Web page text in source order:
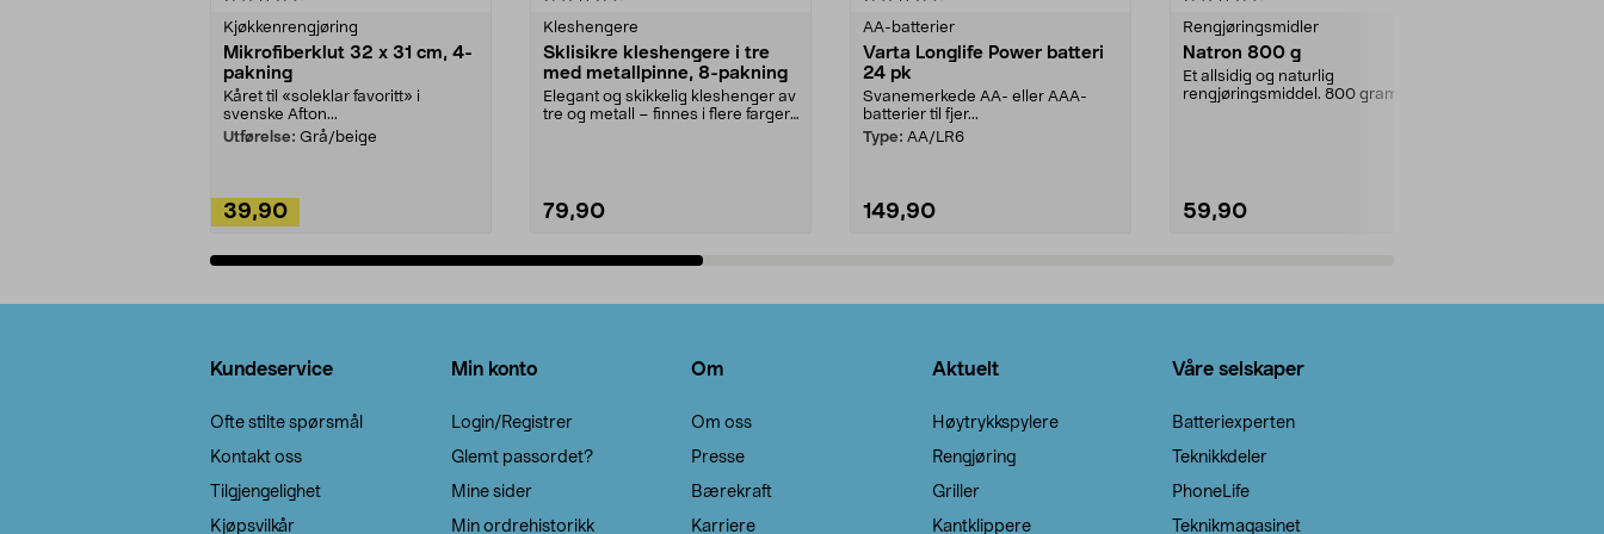
Kjøkkenrengjøring
Mikrofiberklut 32 x 31 cm, 4-
pakning
Kåret til «soleklar favoritt» i
svenske Afton...
Utførelse: Grå/beige
39,90
Kleshengere
Sklisikre kleshengere i tre
med metallpinne, 8-pakning
Elegant og skikkelig kleshenger av
tre og metall – finnes i flere farger.
79,90
AA-batterier
Varta Longlife Power batteri
24 pk
Svanemerkede AA- eller AAA-
batterier til fjer...
Type: AA/LR6
149,90
Rengjøringsmidler
Natron 800 g
Et allsidig og naturlig
rengjøringsmiddel. 800 gram
59,90
Kundeservice
Ofte stilte spørsmål
Kontakt oss
Tilgjengelighet
Kjøpsvilkår
Min konto
Login/Registrer
Glemt passordet?
Mine sider
Min ordrehistorikk
Om
Om oss
Presse
Bærekraft
Karriere
Aktuelt
Høytrykkspylere
Rengjøring
Griller
Kantklippere
Våre selskaper
Batteriexperten
Teknikkdeler
PhoneLife
Teknikmagasinet